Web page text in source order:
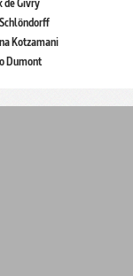
de Givry
Kotzamani
Dumont